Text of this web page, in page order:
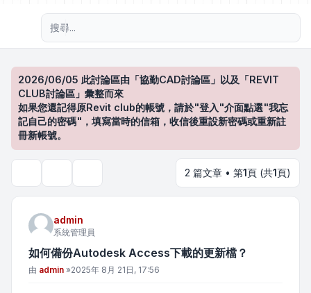
2026/06/05 此討論區由「協勤CAD討論區」以及「REVIT
CLUB討論區」彙整而來
如果您還記得原Revit club的帳號，請於"登入"介面點選"我忘
記自己的密碼"，填寫當時的信箱，收信後重設新密碼或重新註
冊新帳號。
2 篇文章 • 第1頁 (共1頁)
admin
系統管理員
如何備份Autodesk Access下載的更新檔？
文章
由 admin »2025年 8月 21日, 17:56